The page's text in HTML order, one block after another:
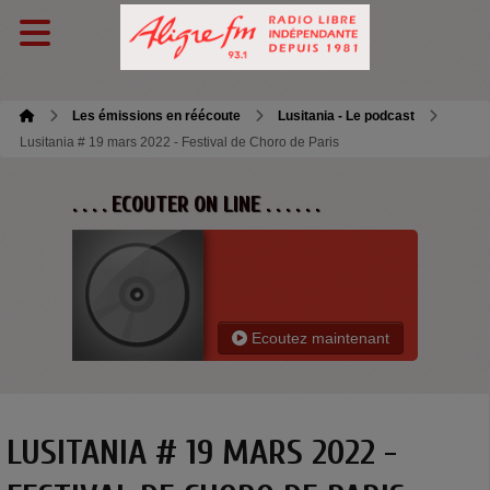
Les émissions en réécoute
Lusitania - Le podcast
Lusitania # 19 mars 2022 - Festival de Choro de Paris
. . . . ECOUTER ON LINE . . . . . .
Ecoutez maintenant
LUSITANIA # 19 MARS 2022 -